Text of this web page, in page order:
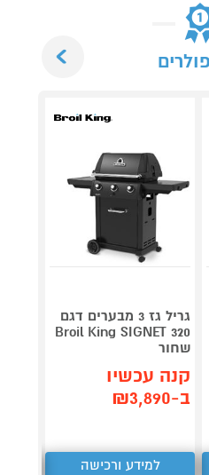
גריל גז 3 מבערים דגם
Broil King SIGNET 320
שחור
קנה עכשיו
ב-₪3,890
למידע ורכישה